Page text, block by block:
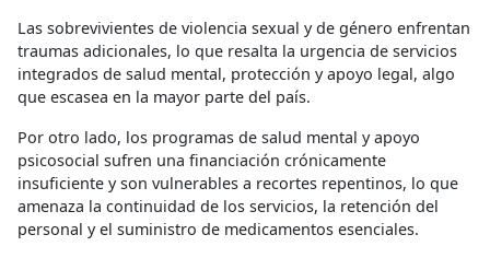
Las sobrevivientes de violencia sexual y de género enfrentan
traumas adicionales, lo que resalta la urgencia de servicios
integrados de salud mental, protección y apoyo legal, algo
que escasea en la mayor parte del país.
Por otro lado, los programas de salud mental y apoyo
psicosocial sufren una financiación crónicamente
insuficiente y son vulnerables a recortes repentinos, lo que
amenaza la continuidad de los servicios, la retención del
personal y el suministro de medicamentos esenciales.